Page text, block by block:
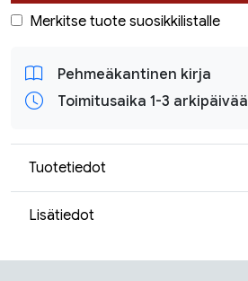
Merkitse tuote suosikkilistalle
Pehmeäkantinen kirja
Toimitusaika 1-3 arkipäivää
Tuotetiedot
Lisätiedot